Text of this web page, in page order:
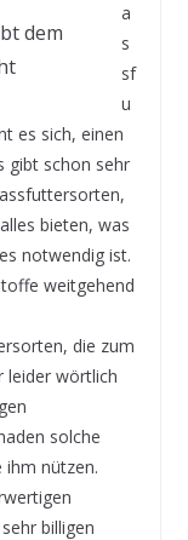
dem
a
s
sf
u
es sich, einen
gibt schon sehr
bieten, was
notwendig ist.
weitgehend
die zum
leider wörtlich
solche
ihm nützen.
billigen